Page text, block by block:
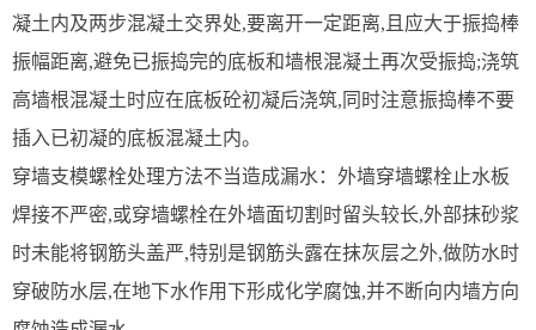
凝土内及两步混凝土交界处,要离开一定距离,且应大于振捣棒
振幅距离,避免已振捣完的底板和墙根混凝土再次受振捣;浇筑
高墙根混凝土时应在底板砼初凝后浇筑,同时注意振捣棒不要
插入已初凝的底板混凝土内。
穿墙支模螺栓处理方法不当造成漏水：外墙穿墙螺栓止水板
焊接不严密,或穿墙螺栓在外墙面切割时留头较长,外部抹砂浆
时未能将钢筋头盖严,特别是钢筋头露在抹灰层之外,做防水时
穿破防水层,在地下水作用下形成化学腐蚀,并不断向内墙方向